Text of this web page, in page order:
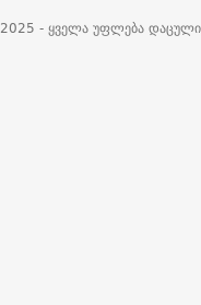
2025 - ყველა უფლება